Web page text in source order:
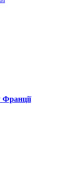
Франції